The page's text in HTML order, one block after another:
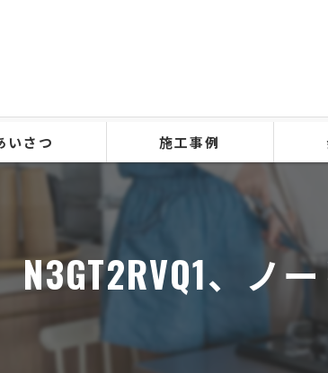
いさつ 施工事例
N3GT2RVQ1、ノ